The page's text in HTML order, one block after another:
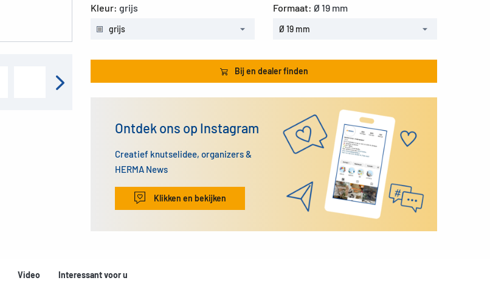
Kleur: grijs
grijs
Formaat: Ø 19 mm
Ø 19 mm
Bij en dealer finden
Ontdek ons op Instagram
Creatief knutselidee, organizers &
HERMA News
Klikken en bekijken
Video Interessant voor u